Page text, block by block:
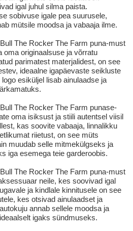
igal juhul silma paista.
sobivuse igale pea suurusele,
mütsile moodsa ja vabaaja ilme.
The Rocker The Farm puna-must
oma originaalsuse ja võrratu
parimatest materjalidest, on see
ideaalne igapäevaste seikluste
esiküljel lisab ainulaadse ja
The Rocker The Farm punase-
oma isiksust ja stiili autentsel viisil
kas soovite vabaaja, linnalikku
riietust, on see müts
muudab selle mitmekülgseks ja
iga esemega teie garderoobis.
The Rocker The Farm puna-must
neile, kes soovivad igal
ja kindlale kinnitusele on see
kes otsivad ainulaadset ja
annab sellele moodsa ja
igaks sündmuseks.